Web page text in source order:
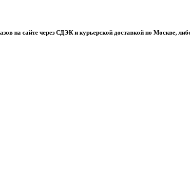
на сайте через СДЭК и курьерской доставкой по Москве,